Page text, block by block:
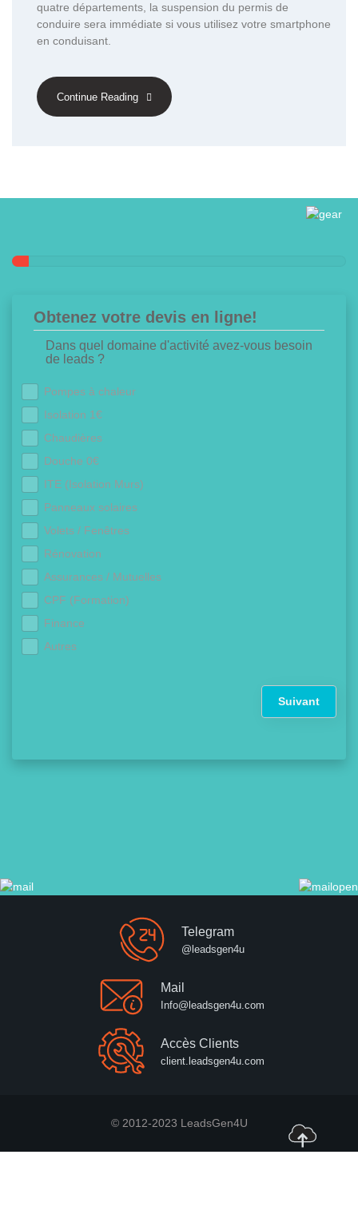
quatre départements, la suspension du permis de
conduire sera immédiate si vous utilisez votre smartphone
en conduisant.
Continue Reading
Obtenez votre devis en ligne!
Dans quel domaine d'activité avez-vous besoin
de leads ?
Pompes à chaleur
Isolation 1€
Chaudières
Douche 0€
ITE (Isolation Murs)
Panneaux solaires
Volets / Fenêtres
Rénovation
Assurances / Mutuelles
CPF (Formation)
Finance
Autres
Suivant
Telegram
@leadsgen4u
Mail
Info@leadsgen4u.com
Accès Clients
client.leadsgen4u.com
© 2012-2023 LeadsGen4U